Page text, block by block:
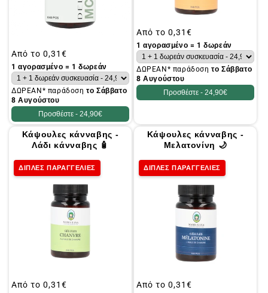
Συνήθης
τιμή
Από το 0,31€
1 αγορασμένο = 1 δωρεάν
ΔΩΡΕΑΝ* παράδοσητο Σάββατο
8 Αυγούστου
Προσθέστε - 24,90€
Συνήθης
τιμή
Από το 0,31€
1 αγορασμένο = 1 δωρεάν
ΔΩΡΕΑΝ* παράδοσητο Σάββατο
8 Αυγούστου
Προσθέστε - 24,90€
Κάψουλες κάνναβης -
Λάδι κάνναβης 🧴
ΔΙΠΛΕΣ ΠΑΡΑΓΓΕΛΙΕΣ
Συνήθης
Από το 0,31€
Κάψουλες κάνναβης -
Μελατονίνη 🌙
ΔΙΠΛΕΣ ΠΑΡΑΓΓΕΛΙΕΣ
Συνήθης
Από το 0,31€